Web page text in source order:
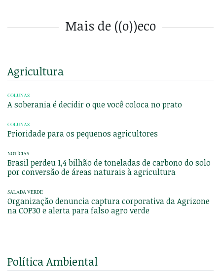
Mais de ((o))eco
Agricultura
COLUNAS
A soberania é decidir o que você coloca no prato
COLUNAS
Prioridade para os pequenos agricultores
NOTÍCIAS
Brasil perdeu 1,4 bilhão de toneladas de carbono do solo
por conversão de áreas naturais à agricultura
SALADA VERDE
Organização denuncia captura corporativa da Agrizone
na COP30 e alerta para falso agro verde
Política Ambiental